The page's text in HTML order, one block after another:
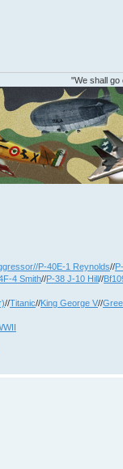
"We shall go
P-40E-1 Reynolds//
4 Smith//P-38 J-10 Hill //
//Titanic//King George V//